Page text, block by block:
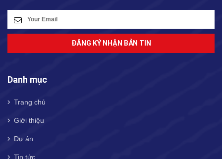
ĐĂNG KÝ NHẬN BẢN TIN
Danh mục
Trang chủ
Giới thiệu
Dự án
Tin tức